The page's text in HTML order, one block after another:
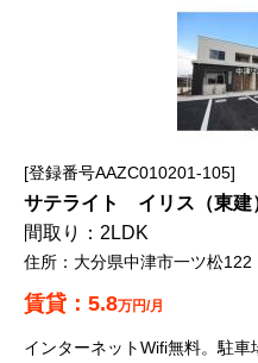
登録番号AAZC010201-105
サテライト イリス（東建
2LDK
大分県中津市一ツ松122
5.8万円/月
インターネットWifi無料。駐